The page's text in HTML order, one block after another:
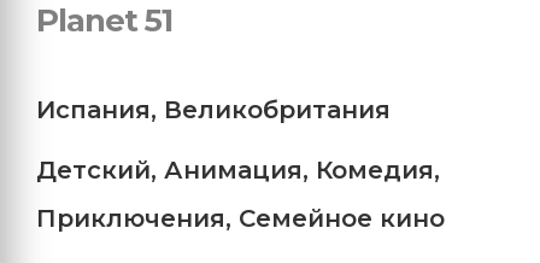
Planet 51
Испания, Великобритания
Детский, Анимация, Комедия,
Приключения, Семейное кино